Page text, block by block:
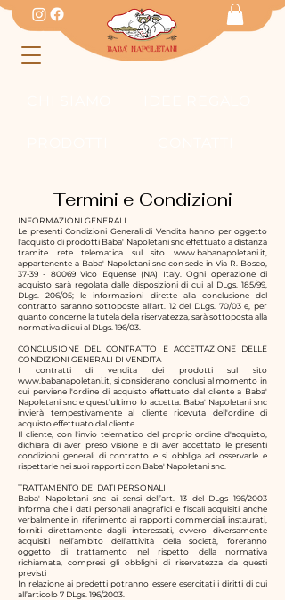
Termini e Condizioni
INFORMAZIONI GENERALI
Le presenti Condizioni Generali di Vendita hanno per oggetto
l'acquisto di prodotti Baba' Napoletani snceffettuato a distanza
tramite rete telematica sul sito www.babanapoletani.it
appartenente a Baba' Napoletani snc con sede inVia R. Bosco,
37-39 - 80069Vico Equense (NA) Italy. Ogni operazione di
acquisto sarà regolata dalle disposizioni di cui al DLgs. 185/99,
DLgs. 206/05; le informazioni dirette alla conclusione del
contratto saranno sottoposte all'art. 12 del DLgs. 70/03 e, per
quanto concerne la tutela della riservatezza, sarà sottoposta alla
normativa di cui al DLgs. 196/03.
CONCLUSIONE DEL CONTRATTO E ACCETTAZIONE DELLE
CONDIZIONI GENERALI DI VENDITA
I contratti di vendita dei prodotti sul sito
www.babanapoletani.it , si considerano conclusi al momento in
cui perviene l'ordine di acquisto effettuato dal cliente a Baba'
Napoletani snc e quest’ultimo lo accetta. Baba' Napoletani snc
invierà tempestivamente al cliente ricevuta dell'ordine di
acquisto effettuato dal cliente.
Il cliente, con l'invio telematico del proprio ordine d'acquisto,
dichiara di aver preso visione e di aver accettato le presenti
condizioni generali di contratto e si obbliga ad osservarle e
rispettarle nei suoi rapporti con Baba' Napoletani snc.
TRATTAMENTO DEI DATI PERSONALI
Baba' Napoletani snc ai sensi dell’art. 13 del DLgs 196/2003
informa che i dati personali anagrafici e fiscali acquisiti anche
verbalmente in riferimento ai rapporti commerciali instaurati,
forniti direttamente dagli interessati, ovvero diversamente
acquisiti nell’ambito dell’attività della società, foreranno
oggetto di trattamento nel rispetto della normativa
richiamata, compresi gli obblighi di riservatezza da questi
previsti
In relazione ai predetti potranno essere esercitati i diritti di cui
all’articolo 7 DLgs. 196/2003.